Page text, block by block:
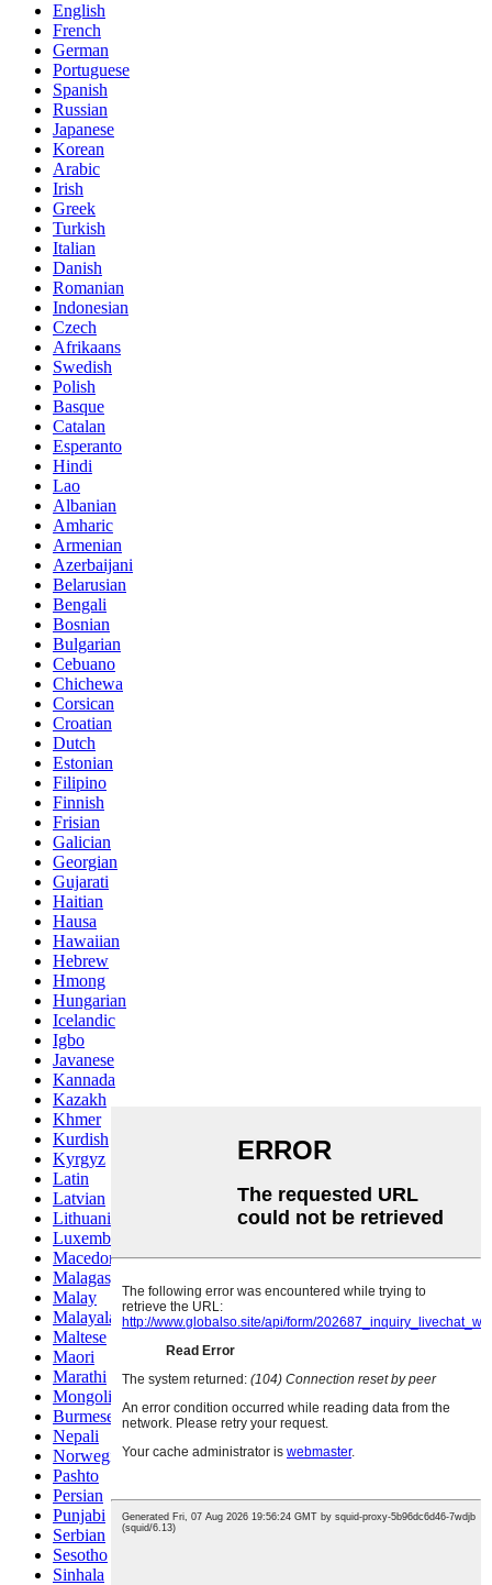
English
French
German
Portuguese
Spanish
Russian
Japanese
Korean
Arabic
Irish
Greek
Turkish
Italian
Danish
Romanian
Indonesian
Czech
Afrikaans
Swedish
Polish
Basque
Catalan
Esperanto
Hindi
Lao
Albanian
Amharic
Armenian
Azerbaijani
Belarusian
Bengali
Bosnian
Bulgarian
Cebuano
Chichewa
Corsican
Croatian
Dutch
Estonian
Filipino
Finnish
Frisian
Galician
Georgian
Gujarati
Haitian
Hausa
Hawaiian
Hebrew
Hmong
Hungarian
Icelandic
Igbo
Javanese
Kannada
Kazakh
Khmer
Kurdish
Kyrgyz
Latin
Latvian
Lithuanian
Luxembou..
Macedonian
Malagasy
Malay
Malayalam
Maltese
Maori
Marathi
Mongolian
Burmese
Nepali
Norwegian
Pashto
Persian
Punjabi
Serbian
Sesotho
Sinhala